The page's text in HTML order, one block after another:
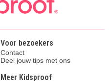
Voor bezoekers
Contact
Deel jouw tips met ons
Meer Kidsproof